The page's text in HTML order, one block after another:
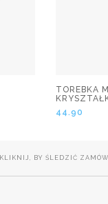
TOREBKA
44.90
KLIKNIJ, BY ŚLEDZIĆ